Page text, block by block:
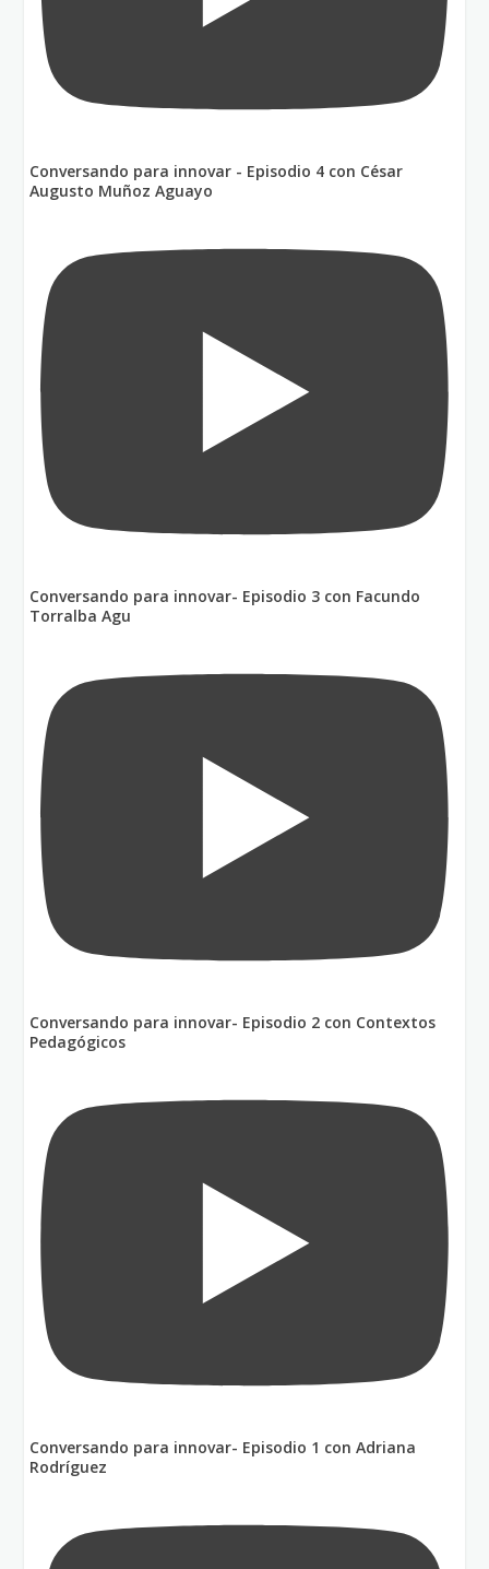
Conversando para innovar - Episodio 4 con César
Augusto Muñoz Aguayo
Conversando para innovar- Episodio 3 con Facundo
Torralba Agu
Conversando para innovar- Episodio 2 con Contextos
Pedagógicos
Conversando para innovar- Episodio 1 con Adriana
Rodríguez